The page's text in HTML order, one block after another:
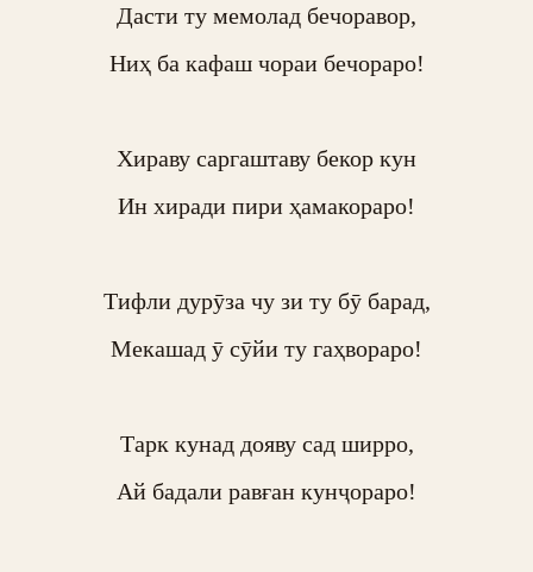
Дасти ту мемолад бечоравор,
Ниҳ ба кафаш чораи бечораро!
Хираву саргаштаву бекор кун
Ин хиради пири ҳамакораро!
Тифли дурӯза чу зи ту бӯ барад,
Мекашад ӯ сӯйи ту гаҳвораро!
Тарк кунад дояву сад ширро,
Ай бадали равған кунҷораро!